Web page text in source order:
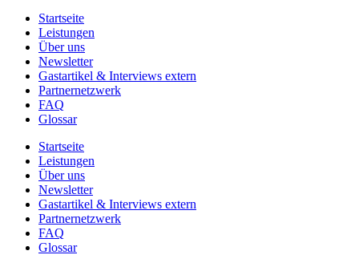
Startseite
Leistungen
Über uns
Newsletter
Gastartikel & Interviews extern
Partnernetzwerk
FAQ
Glossar
Startseite
Leistungen
Über uns
Newsletter
Gastartikel & Interviews extern
Partnernetzwerk
FAQ
Glossar